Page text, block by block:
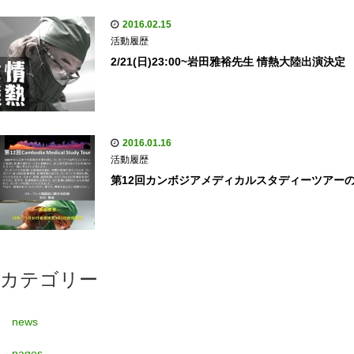
2016.02.15
活動履歴
2/21(日)23:00~岩田雅裕先生 情熱大陸出演決定
2016.01.16
活動履歴
第12回カンボジアメディカルスタディーツアー
カテゴリー
news